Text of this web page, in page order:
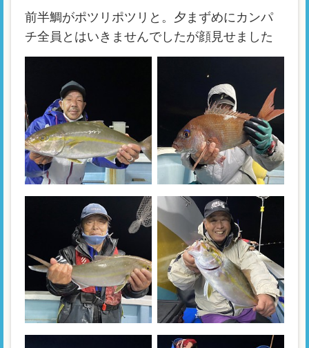
前半鯛がポツリポツリと。夕まずめにカンパ
チ全員とはいきませんでしたが顔見せました